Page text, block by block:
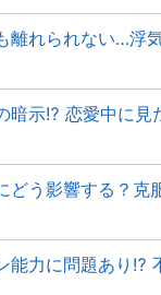
離れられない…浮
暗示⁉ 恋愛中に見
どう影響する？克
能力に問題あり⁉